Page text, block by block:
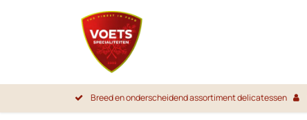
Overslaan naar inhoud
Breed en onderscheidend assortiment delicatessen